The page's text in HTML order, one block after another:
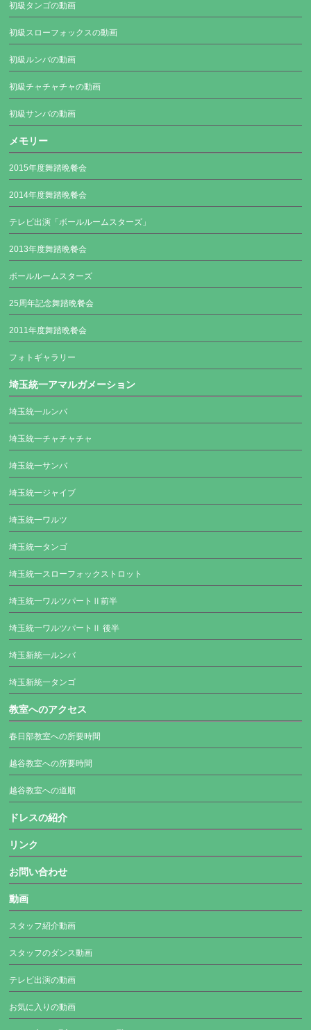
初級タンゴの動画
初級スローフォックスの動画
初級ルンバの動画
初級チャチャチャの動画
初級サンバの動画
メモリー
2015年度舞踏晩餐会
2014年度舞踏晩餐会
テレビ出演「ボールルームスターズ」
2013年度舞踏晩餐会
ボールルームスターズ
25周年記念舞踏晩餐会
2011年度舞踏晩餐会
フォトギャラリー
埼玉統一アマルガメーション
埼玉統一ルンバ
埼玉統一チャチャチャ
埼玉統一サンバ
埼玉統一ジャイブ
埼玉統一ワルツ
埼玉統一タンゴ
埼玉統一スローフォックストロット
埼玉統一ワルツパートⅡ前半
埼玉統一ワルツパートⅡ 後半
埼玉新統一ルンバ
埼玉新統一タンゴ
教室へのアクセス
春日部教室への所要時間
越谷教室への所要時間
越谷教室への道順
ドレスの紹介
リンク
お問い合わせ
動画
スタッフ紹介動画
スタッフのダンス動画
テレビ出演の動画
お気に入りの動画